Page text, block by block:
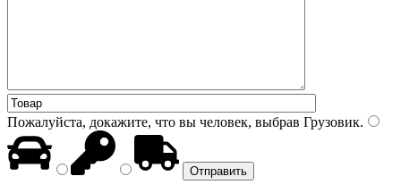
Пожалуйста, докажите, что вы человек, выбрав Грузовик.